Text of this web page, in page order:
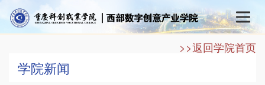
>>返回学院首页
学院新闻